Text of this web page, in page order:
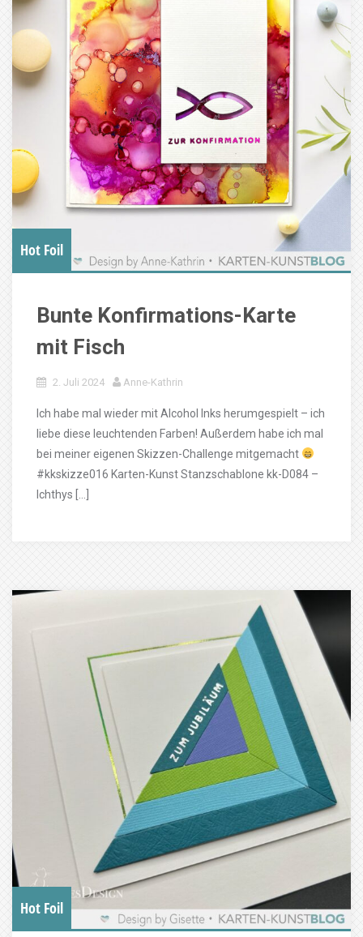
Hot Foil
Bunte Konfirmations-Karte
mit Fisch
2. Juli 2024 Anne-Kathrin
Ich habe mal wieder mit Alcohol Inks herumgespielt – ich
liebe diese leuchtenden Farben! Außerdem habe ich mal
bei meiner eigenen Skizzen-Challenge mitgemacht
#kkskizze016 Karten-Kunst Stanzschablone kk-D084 –
Ichthys […]
Hot Foil